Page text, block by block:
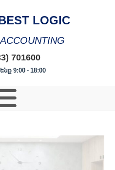
LOGIC
ACCOUNTING
701600
9:00 - 18:00